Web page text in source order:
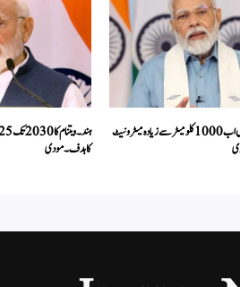
ہمارے ملک میں اب 1000 کلومیٹر سے زیادہ میٹرو نیٹ
کا ہدف۔ مودی